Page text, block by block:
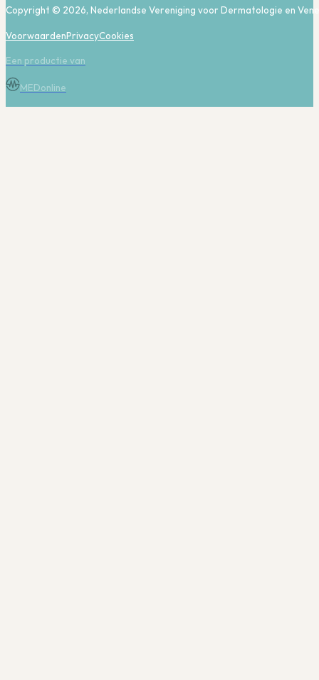
Copyright © 2026, Nederlandse Vereniging voor Dermatologie en
VoorwaardenPrivacyCookies
Een productie van
MEDonline